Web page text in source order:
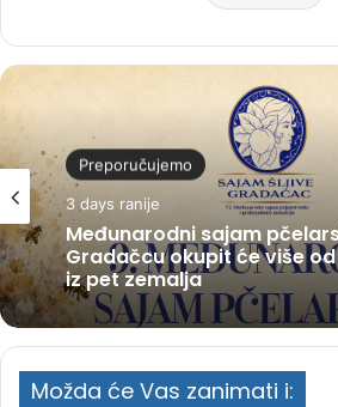
Preporučujemo
3 days ranije
Međunarodni sajam
Gradačcu okupit će više
iz pet zemalja
Možda će Vas zanimati i: